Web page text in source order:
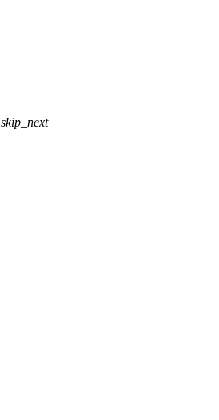
skip_next